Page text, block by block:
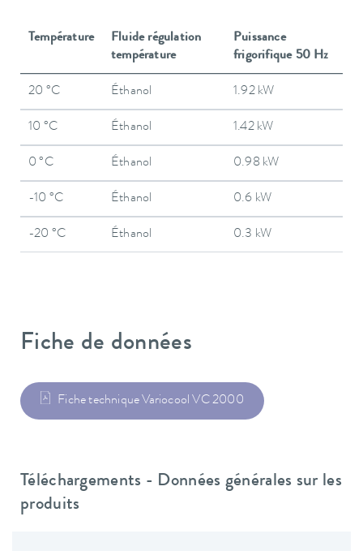
Température
Fluide régulation
température
Puissance
frigorifique 50 Hz
20 °C Éthanol 1.92 kW
10 °C Éthanol 1.42 kW
0 °C Éthanol 0.98 kW
-10 °C Éthanol 0.6 kW
-20 °C Éthanol 0.3 kW
Fiche de données
Fiche technique Variocool VC 2000
Téléchargements - Données générales sur les
produits